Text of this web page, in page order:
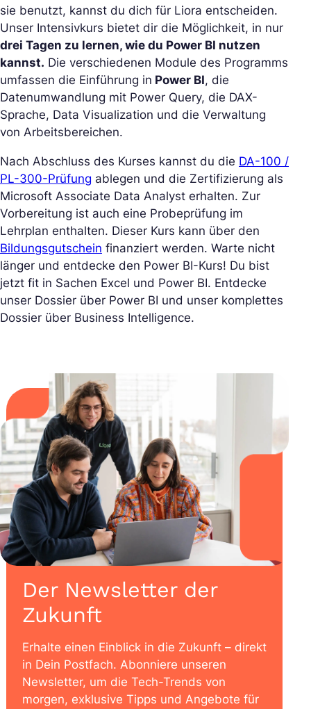
sie benutzt, kannst du dich für Liora entscheiden.
Unser Intensivkurs bietet dir die Möglichkeit, in nur
drei Tagen zu lernen, wie du Power BI nutzen
kannst. Die verschiedenen Module des Programms
umfassen die Einführung in Power BI, die
Datenumwandlung mit Power Query, die DAX-
Sprache, Data Visualization und die Verwaltung
von Arbeitsbereichen.
Nach Abschluss des Kurses kannst du die DA-100 /
PL-300-Prüfung ablegen und die Zertifizierung als
Microsoft Associate Data Analyst erhalten. Zur
Vorbereitung ist auch eine Probeprüfung im
Lehrplan enthalten. Dieser Kurs kann über den
Bildungsgutschein finanziert werden. Warte nicht
länger und entdecke den Power BI-Kurs! Du bist
jetzt fit in Sachen Excel und Power BI. Entdecke
unser Dossier über Power BI und unser komplettes
Dossier über Business Intelligence.
Der Newsletter der
Zukunft
Erhalte einen Einblick in die Zukunft – direkt
in Dein Postfach. Abonniere unseren
Newsletter, um die Tech-Trends von
morgen, exklusive Tipps und Angebote für